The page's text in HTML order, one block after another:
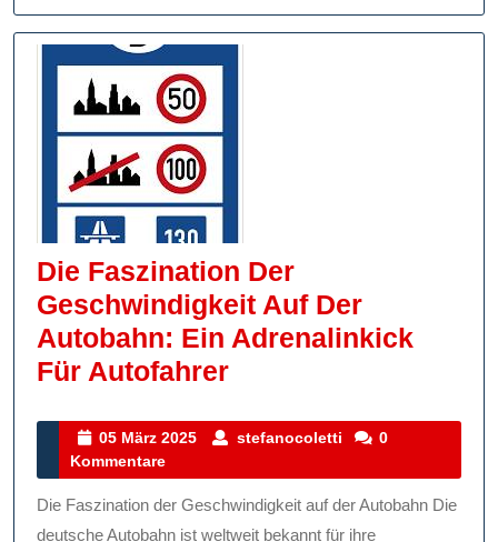
Die Faszination Der
Geschwindigkeit Auf Der
Autobahn: Ein Adrenalinkick
Für AutofahrerDie
Der
Auf
05 März 2025
05
2025
stefanocoletti stefanocoletti
0
Kommentare
Die Faszination der Geschwindigkeit auf der Autobahn Die
deutsche Autobahn ist weltweit bekannt für ihre